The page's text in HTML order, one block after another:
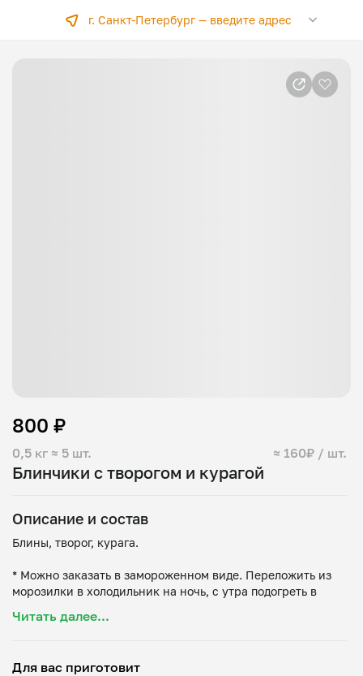
г. Санкт-Петербург —введите адрес
Блинчики с творогом и курагой
0,5 кг ≈ 5 шт. ≈ 160₽ / шт.
800 ₽
Описание и состав
Блины, творог, курага.
* Можно заказать в замороженном виде. Переложить из
морозилки в холодильник на ночь, с утра подогреть в
Читать далее...
Для вас приготовит